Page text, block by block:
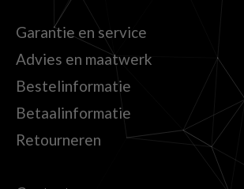
Garantie en service
Advies en maatwerk
Bestelinformatie
Betaalinformatie
Retourneren